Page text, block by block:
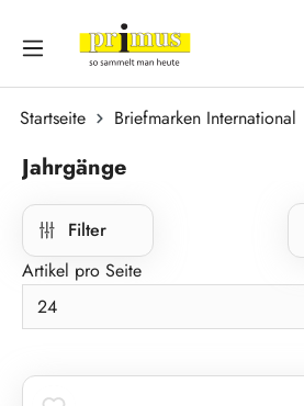
Zum Hauptinhalt springen
Startseite Briefmarken International
Jahrgänge
Filter
Artikel pro Seite